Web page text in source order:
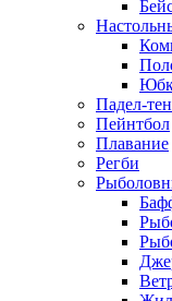
Падел-
Пейнтбол
Плавание
Регби